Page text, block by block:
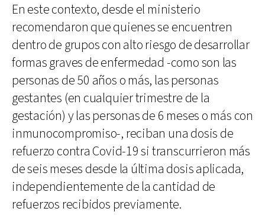
En este contexto, desde el ministerio
recomendaron que quienes se encuentren
dentro de grupos con alto riesgo de desarrollar
formas graves de enfermedad -como son las
personas de 50 años o más, las personas
gestantes (en cualquier trimestre de la
gestación) y las personas de 6 meses o más con
inmunocompromiso-, reciban una dosis de
refuerzo contra Covid-19 si transcurrieron más
de seis meses desde la última dosis aplicada,
independientemente de la cantidad de
refuerzos recibidos previamente.